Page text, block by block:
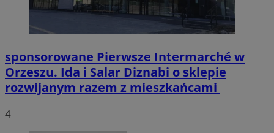
sponsorowane Pierwsze Intermarché w
Orzeszu. Ida i Salar Diznabi o sklepie
rozwijanym razem z mieszkańcami
4